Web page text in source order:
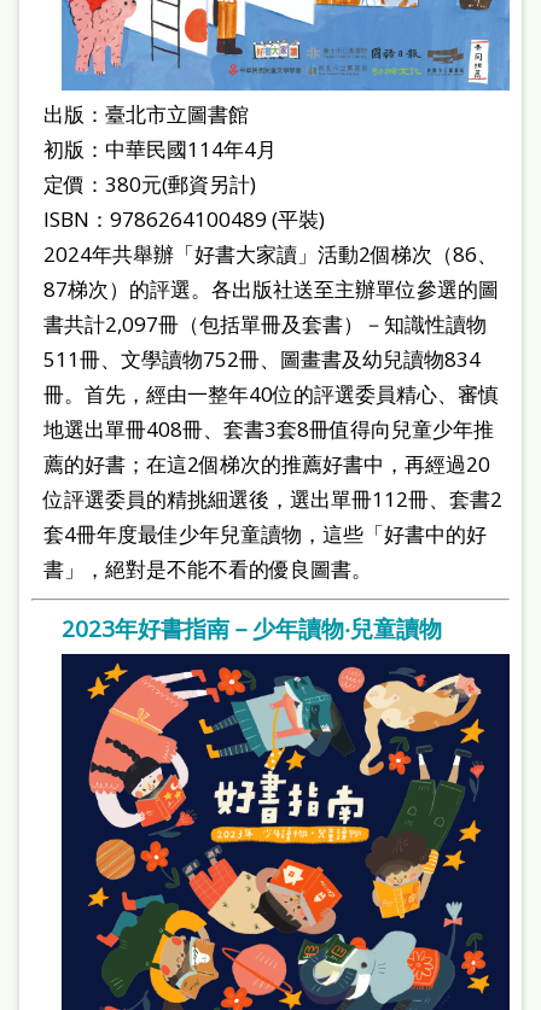
詞
彙
台
北
通
陳
情
系
統
English
日
本
語
出版：臺北市立圖書館
初版：中華民國114年4月
定價：380元(郵資另計)
ISBN：9786264100489 (平裝)
2024年共舉辦「好書大家讀」活動2個梯次（86、
87梯次）的評選。各出版社送至主辦單位參選的圖
書共計2,097冊（包括單冊及套書）－知識性讀物
511冊、文學讀物752冊、圖畫書及幼兒讀物834
冊。首先，經由一整年40位的評選委員精心、審慎
地選出單冊408冊、套書3套8冊值得向兒童少年推
薦的好書；在這2個梯次的推薦好書中，再經過20
位評選委員的精挑細選後，選出單冊112冊、套書2
套4冊年度最佳少年兒童讀物，這些「好書中的好
書」，絕對是不能不看的優良圖書。
2023年好書指南－少年讀物‧兒童讀物